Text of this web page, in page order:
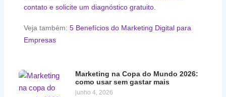
contato e solicite um diagnóstico gratuito.
Veja também:5 Benefícios do Marketing Digital para
Empresas
Marketing na Copa do Mundo 2026:
como usar sem gastar mais
junho 4, 2026